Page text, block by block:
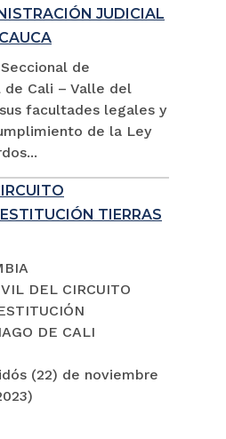
JUDICIAL
de
Cali – Valle del
facultades legales y
de la Ley
TIERRAS
DEL CIRCUITO
DE CALI
(22) de noviembre